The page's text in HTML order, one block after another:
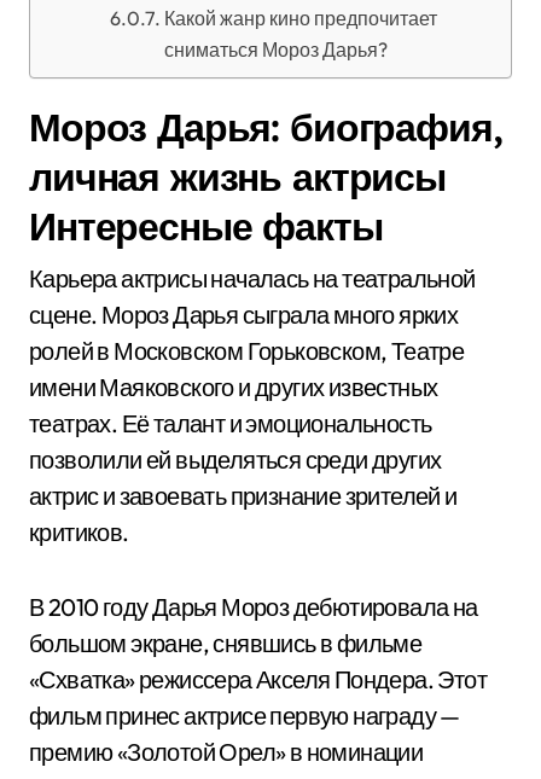
Какой жанр кино предпочитает
сниматься Мороз Дарья?
Мороз Дарья: биография,
личная жизнь актрисы
Интересные факты
Карьера актрисы началась на театральной
сцене. Мороз Дарья сыграла много ярких
ролей в Московском Горьковском, Театре
имени Маяковского и других известных
театрах. Её талант и эмоциональность
позволили ей выделяться среди других
актрис и завоевать признание зрителей и
критиков.
В 2010 году Дарья Мороз дебютировала на
большом экране, снявшись в фильме
«Схватка» режиссера Акселя Пондера. Этот
фильм принес актрисе первую награду —
премию «Золотой Орел» в номинации